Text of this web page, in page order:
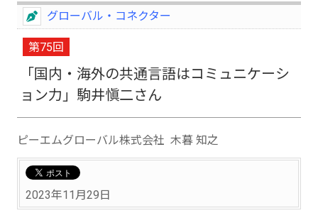
グローバル・コネクター
第75回
「国内・海外の共通言語はコミュニケーシ
ョン力」駒井愼二さん
ピーエムグローバル株式会社 木暮 知之
2023年11月29日